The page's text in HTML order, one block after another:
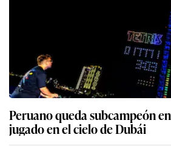
Peruano queda subcampeón
jugado en el cielo de Dubái